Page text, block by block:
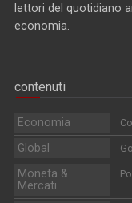
lettori del quotidiano
economia.
contenuti
Economia
Global
Moneta &
Mercati